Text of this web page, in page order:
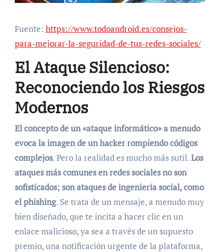
Fuente: https://www.todoandroid.es/consejos-
para-mejorar-la-seguridad-de-tus-redes-sociales/
El Ataque Silencioso:
Reconociendo los Riesgos
Modernos
El concepto de un «ataque informático» a menudo
evoca la imagen de un hacker rompiendo códigos
complejos. Pero la realidad es mucho más sutil.Los
ataques más comunes en redes sociales no son
sofisticados; son ataques de ingeniería social, como
el phishing. Se trata de un mensaje, a menudo muy
bien diseñado, que te incita a hacer clic en un
enlace malicioso, ya sea a través de un supuesto
premio, una notificación urgente de la plataforma,